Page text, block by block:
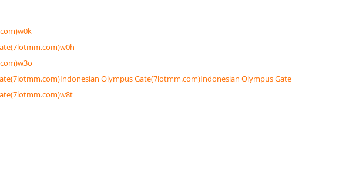
Olympus Gate(7lotmm.com)Indonesian Olympus Gate